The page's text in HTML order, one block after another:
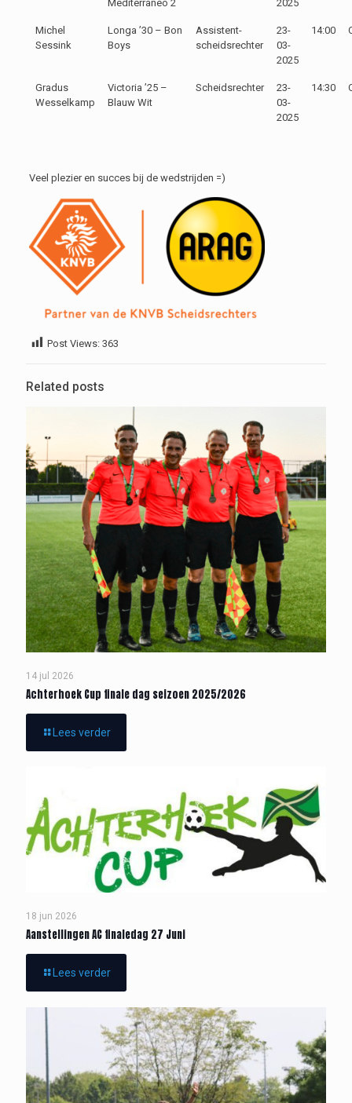
Mediterraneo 2
2025
Michel
Sessink
Longa ’30 – Bon
Boys
Assistent-
scheidsrechter
23-
03-
2025
14:00
Gradus
Wesselkamp
Victoria ’25 –
Blauw Wit
Scheidsrechter
23-
03-
2025
14:30
Veel plezier en succes bij de wedstrijden =)
Post Views: 363
Related posts
14 jul 2026
Achterhoek Cup finale dag seizoen 2025/2026
Lees verder
18 jun 2026
Aanstellingen AC finaledag 27 Juni
Lees verder